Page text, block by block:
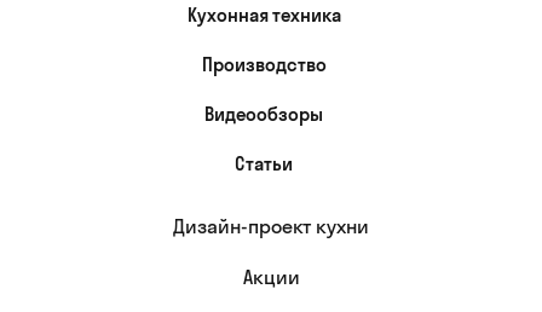
Кухонная техника
Производство
Видеообзоры
Статьи
Дизайн-проект кухни
Акции